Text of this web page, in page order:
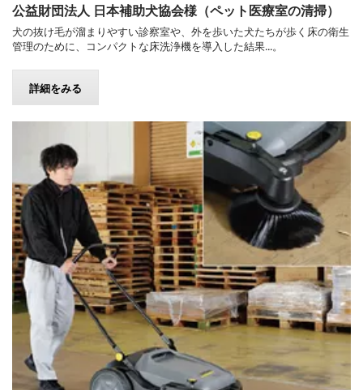
公益財団法人 日本補助犬協会様（ペット医療室の清掃）
犬の抜け毛が溜まりやすい診察室や、外を歩いた犬たちが歩く床の衛生
管理のために、コンパクトな床洗浄機を導入した結果...。
詳細をみる